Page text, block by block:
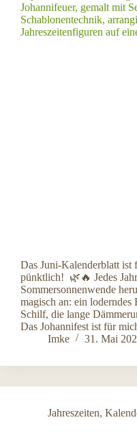
Das Juni-Kalenderblatt
pünktlich! 🌿🔥 Jedes
Sommersonnenwende
magisch an: ein loderndes
Schilf, die lange
Das Johannifest ist für
Imke
31. Mai
Jahreszeiten,